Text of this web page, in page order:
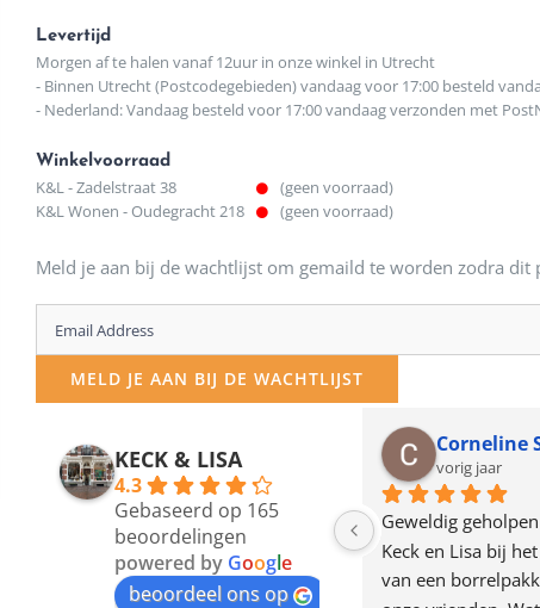
was:
€49,00.€37,00.
Levertijd
Morgen af te halen vanaf 12uur in onze winkel in Utrecht
- Binnen Utrecht (Postcodegebieden) vandaag voor 17:00 besteld
- Nederland: Vandaag besteld voor 17:00 vandaag verzonden met
Winkelvoorraad
K&L - Zadelstraat 38
(geen voorraad)
K&L Wonen - Oudegracht 218
(geen voorraad)
Meld je aan bij de wachtlijst om gemaild te worden zodra dit
Enter
your
email
MELD JE AAN BIJ DE WACHTLIJST
KECK & LISA
4.3
Gebaseerd op 165
beoordelingen
powered by Google
beoordeel ons op
12 maanden geleden
Waarom in hemelsnaam
de woonwinkel op de
klippen  laten lopen? Waar
vorig jaar
Geweldig
Keck en Lisa bij
van een